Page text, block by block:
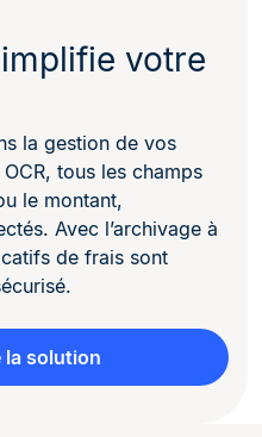
votre
la gestion de vos
tous les champs
le montant,
Avec l’archivage à
de frais sont
la solution